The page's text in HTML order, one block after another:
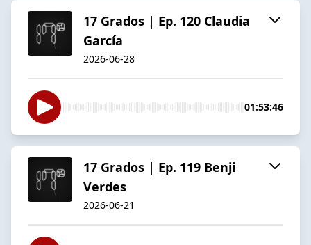
17 Grados | Ep. 120 Claudia
García
2026-06-28
01:53:46
17 Grados | Ep. 119 Benji
Verdes
2026-06-21